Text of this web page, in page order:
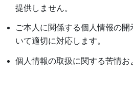
提供しません。
ご本人に関係する個人情報の
いて適切に対応します。
個人情報の取扱に関する苦情お